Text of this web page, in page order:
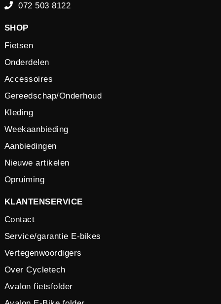
072 503 8122
SHOP
Fietsen
Onderdelen
Accessoires
Gereedschap/Onderhoud
Kleding
Weekaanbieding
Aanbiedingen
Nieuwe artikelen
Opruiming
KLANTENSERVICE
Contact
Service/garantie E-bikes
Vertegenwoordigers
Over Cycletech
Avalon fietsfolder